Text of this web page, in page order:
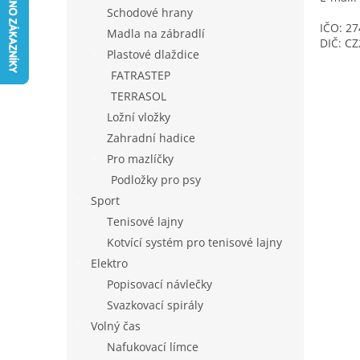
Schodové hrany
Madla na zábradlí
Plastové dlaždice
FATRASTEP
TERRASOL
Ložní vložky
Zahradní hadice
Pro mazlíčky
Podložky pro psy
Sport
Tenisové lajny
Kotvící systém pro tenisové lajny
Elektro
Popisovací návlečky
Svazkovací spirály
Volný čas
Nafukovací límce
IČO:
DIČ: